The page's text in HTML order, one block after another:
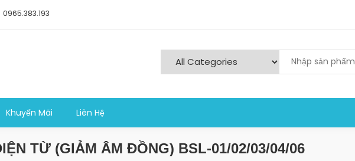
0965.383.193
Khuyến Mãi Liên Hệ
TỪ (GIẢM ÂM ĐỒNG) BSL-01/02/03/04/06